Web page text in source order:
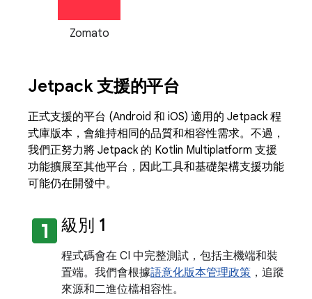
Zomato
Jetpack 支援的平台
正式支援的平台 (Android 和 iOS) 適用的 Jetpack 程
式庫版本，會維持相同的品質和相容性需求。不過，
我們正努力將 Jetpack 的 Kotlin Multiplatform 支援
功能擴展至其他平台，因此工具和基礎架構支援功能
可能仍在開發中。
looks_one 級別 1
程式碼會在 CI 中完整測試，包括主機端和裝
置端。我們會根據語意化版本管理政策 ，追蹤
來源和二進位檔相容性。